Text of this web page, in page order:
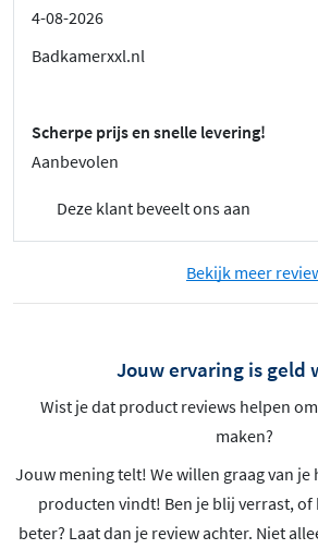
4-08-2026
Badkamerxxl.nl
Scherpe prijs en snelle levering!
Aanbevolen
Deze klant beveelt ons aan
Bekijk meer
Jouw ervaring is geld
Wist je dat product reviews helpen
maken?
Jouw mening telt! We willen graag van je
producten vindt! Ben je blij verrast, of
beter? Laat dan je review achter. Niet